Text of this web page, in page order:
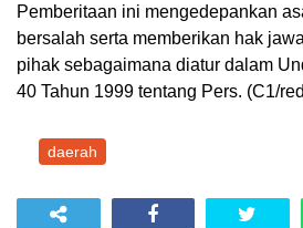
Pemberitaan ini mengedepankan
bersalah serta memberikan hak
pihak sebagaimana diatur dalam
40 Tahun 1999 tentang Pers. (C1/
daerah